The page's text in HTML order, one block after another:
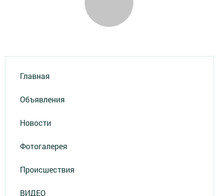
Главная
Объявления
Новости
Фотогалерея
Происшествия
ВИДЕО